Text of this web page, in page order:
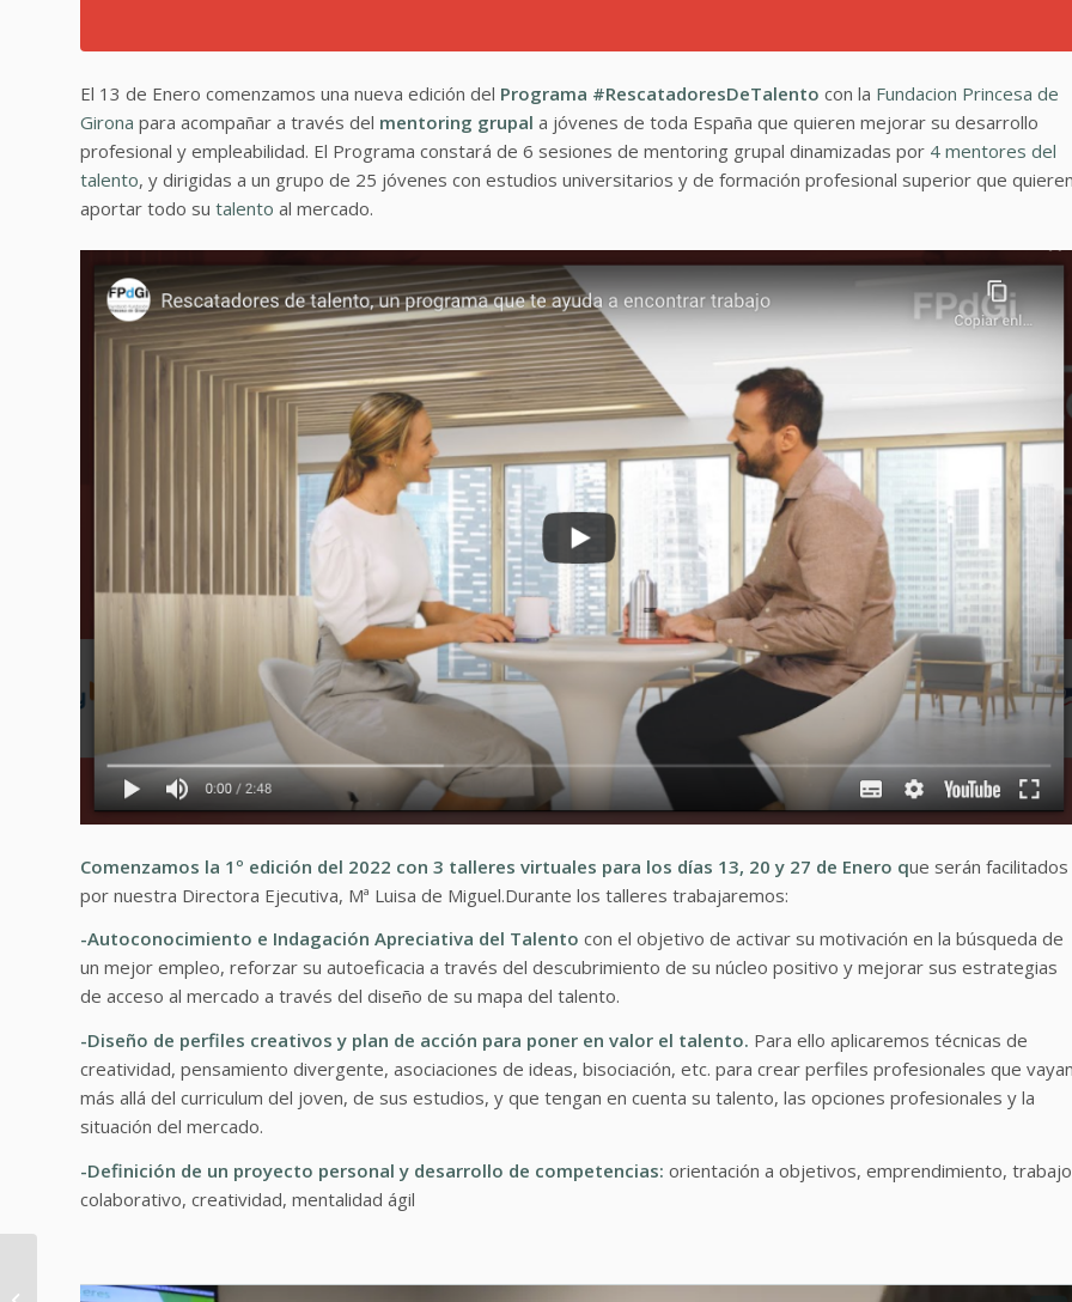
El 13 de Enero comenzamos una nueva edición del Programa #RescatadoresDeTalento con la Fundacion Princesa de
Girona para acompañar a través del mentoring grupal a jóvenes de toda España que quieren mejorar su desarrollo
profesional y empleabilidad. El Programa constará de 6 sesiones de mentoring grupal dinamizadas por 4 mentores del
talento, y dirigidas a un grupo de 25 jóvenes con estudios universitarios y de formación profesional superior que
aportar todo su talento al mercado.
Comenzamos la 1º edición del 2022 con 3 talleres virtuales para los días 13, 20 y 27 de Enero que serán facilitados
por nuestra Directora Ejecutiva, Mª Luisa de Miguel.Durante los talleres trabajaremos:
-Autoconocimiento e Indagación Apreciativa del Talento con el objetivo de activar su motivación en la búsqueda de
un mejor empleo, reforzar su autoeficacia a través del descubrimiento de su núcleo positivo y mejorar sus estrategias
de acceso al mercado a través del diseño de su mapa del talento.
-Diseño de perfiles creativos y plan de acción para poner en valor el talento. Para ello aplicaremos técnicas de
creatividad, pensamiento divergente, asociaciones de ideas, bisociación, etc. para crear perfiles profesionales que
más allá del curriculum del joven, de sus estudios, y que tengan en cuenta su talento, las opciones profesionales y la
situación del mercado.
-Definición de un proyecto personal y desarrollo de competencias: orientación a objetivos, emprendimiento, trabajo
colaborativo, creatividad, mentalidad ágil
juntos. Te deseamos